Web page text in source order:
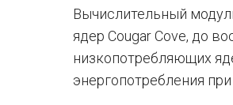
Вычислительный
ядер Cougar Cove, до
низкопотребляющих
энергопотребления